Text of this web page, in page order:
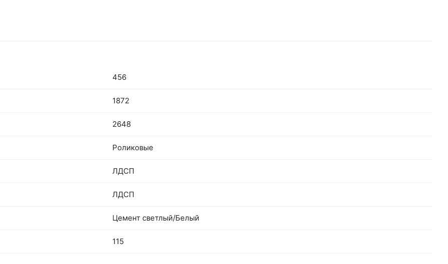
456
1872
2648
Роликовые
ЛДСП
ЛДСП
Цемент светлый/Белый
115